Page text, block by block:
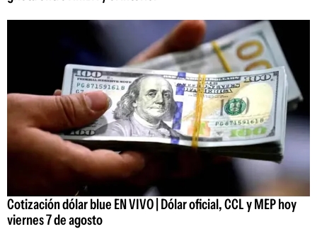
Cotización dólar blue EN VIVO | Dólar oficial, CCL y MEP hoy
viernes 7 de agosto